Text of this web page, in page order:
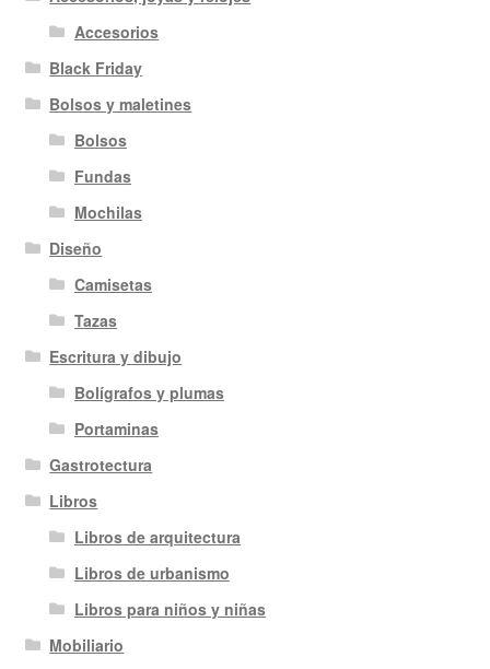
Accesorios
Black Friday
Bolsos y maletines
Bolsos
Fundas
Mochilas
Diseño
Camisetas
Tazas
Escritura y dibujo
Bolígrafos y plumas
Portaminas
Gastrotectura
Libros
Libros de arquitectura
Libros de urbanismo
Libros para niños y niñas
Mobiliario